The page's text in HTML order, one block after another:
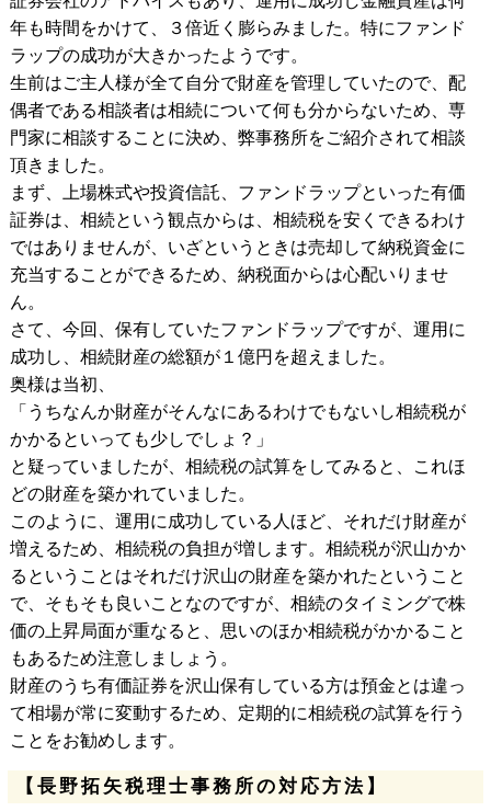
年も時間をかけて、３倍近く膨らみました。特にファンド
ラップの成功が大きかったようです。
生前はご主人様が全て自分で財産を管理していたので、配
偶者である相談者は相続について何も分からないため、専
門家に相談することに決め、弊事務所をご紹介されて相談
頂きました。
まず、上場株式や投資信託、ファンドラップといった有価
証券は、相続という観点からは、相続税を安くできるわけ
ではありませんが、いざというときは売却して納税資金に
充当することができるため、納税面からは心配いりませ
ん。
さて、今回、保有していたファンドラップですが、運用に
成功し、相続財産の総額が１億円を超えました。
奥様は当初、
「うちなんか財産がそんなにあるわけでもないし相続税が
かかるといっても少しでしょ？」
と疑っていましたが、相続税の試算をしてみると、これほ
どの財産を築かれていました。
このように、運用に成功している人ほど、それだけ財産が
増えるため、相続税の負担が増します。相続税が沢山かか
るということはそれだけ沢山の財産を築かれたということ
で、そもそも良いことなのですが、相続のタイミングで株
価の上昇局面が重なると、思いのほか相続税がかかること
もあるため注意しましょう。
財産のうち有価証券を沢山保有している方は預金とは違っ
て相場が常に変動するため、定期的に相続税の試算を行う
ことをお勧めします。
【長野拓矢税理士事務所の対応方法】